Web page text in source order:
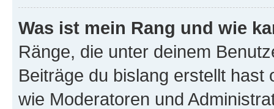
Was ist mein Rang und wie
Ränge, die unter deinem
Beiträge du bislang erstellt
wie Moderatoren und